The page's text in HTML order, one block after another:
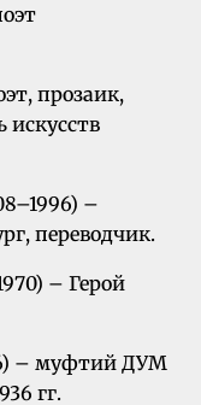
прозаик,
искусств
–
переводчик.
– Герой
– муфтий ДУМ
гг.